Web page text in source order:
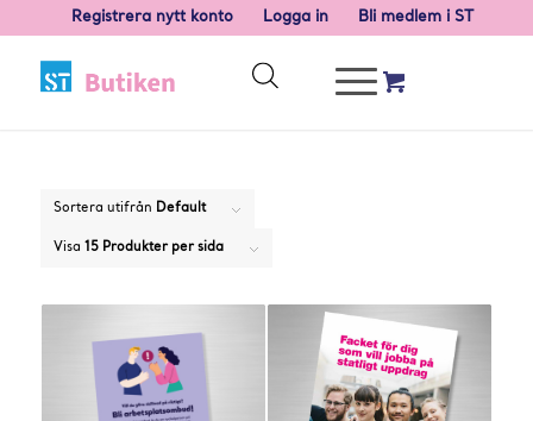
Registrera nytt konto Logga in Bli medlem i ST
Sortera utifrån Default
Visa 15 Produkter per sida